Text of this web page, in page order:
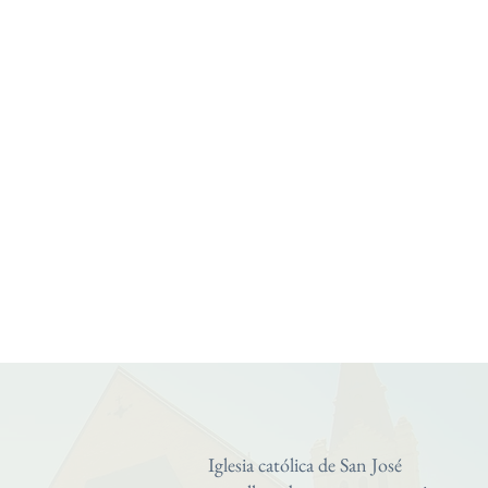
Iglesia católica de San José